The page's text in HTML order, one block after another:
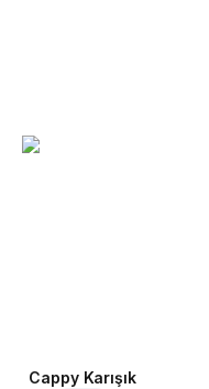
Cappy Karışık